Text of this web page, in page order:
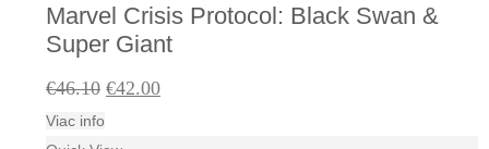
Marvel Crisis Protocol: Black Swan &
Super Giant
€46.10 Pôvodná
€42.00Aktuálna
Viac info